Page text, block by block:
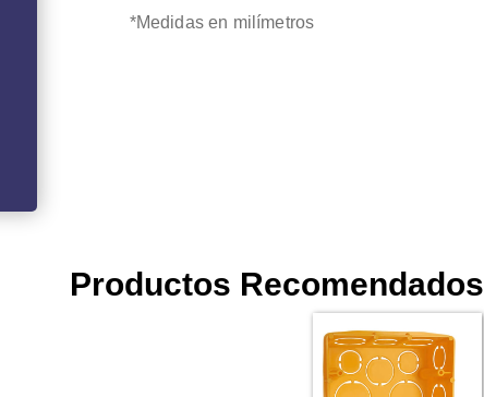
*Medidas en milímetros
Productos Recomendados